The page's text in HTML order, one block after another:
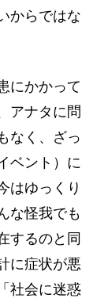
からではな
にかかって
アナタに問
なく、ざっ
ベント）に
はゆっくり
な怪我でも
するのと同
に症状が悪
社会に迷惑